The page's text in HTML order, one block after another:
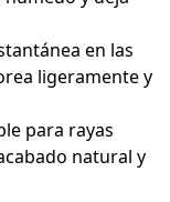
en las
ligeramente y
para rayas
natural y